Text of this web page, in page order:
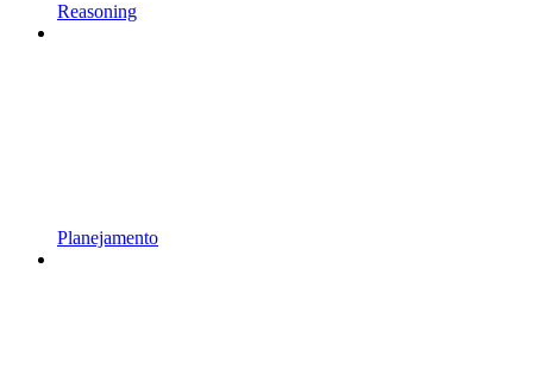
Reasoning
Planejamento